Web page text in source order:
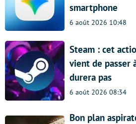
smartphone
6 août 2026 10:48
Steam : cet
vient de passer
durera pas
6 août 2026 08:34
Bon plan